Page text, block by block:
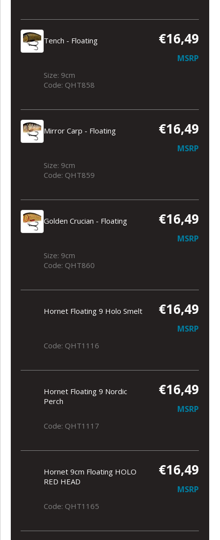
Tench - Floating €16,49
MSRP
Size: 9cm
Code: QHT858
Mirror Carp - Floating €16,49
MSRP
Size: 9cm
Code: QHT859
Golden Crucian - Floating €16,49
MSRP
Size: 9cm
Code: QHT860
Hornet Floating 9 Holo Smelt €16,49
MSRP
Code: QHT1116
Hornet Floating 9 Nordic
Perch
€16,49
MSRP
Code: QHT1117
Hornet 9cm Floating HOLO
RED HEAD
€16,49
MSRP
Code: QHT1165